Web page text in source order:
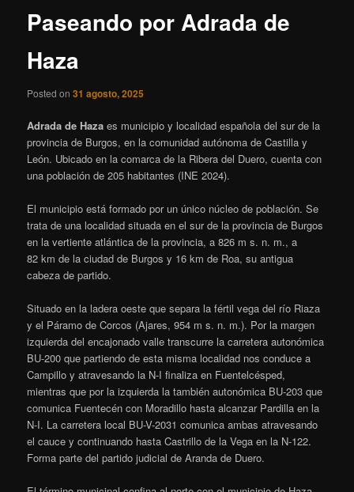
Paseando por Adrada de
Haza
Posted on31 agosto, 2025
Adrada de Haza es municipio y localidad española del sur de la
provincia de Burgos, en la comunidad autónoma de Castilla y
León. Ubicado en la comarca de la Ribera del Duero, cuenta con
una población de 205 habitantes (INE 2024).
El municipio está formado por un único núcleo de población. Se
trata de una localidad situada en el sur de la provincia de Burgos
en la vertiente atlántica de la provincia, a 826 m s. n. m., a
82 km de la ciudad de Burgos y 16 km de Roa, su antigua
cabeza de partido.
Situado en la ladera oeste que separa la fértil vega del río Riaza
y el Páramo de Corcos (Ajares, 954 m s. n. m.). Por la margen
izquierda del encajonado valle transcurre la carretera autonómica
BU-200 que partiendo de esta misma localidad nos conduce a
Campillo y atravesando la N-I finaliza en Fuentelcésped,
mientras que por la izquierda la también autonómica BU-203 que
comunica Fuentecén con Moradillo hasta alcanzar Pardilla en la
N-I. La carretera local BU-V-2031 comunica ambas atravesando
el cauce y continuando hasta Castrillo de la Vega en la N-122.
Forma parte del partido judicial de Aranda de Duero.